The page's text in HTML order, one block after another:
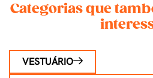
Categorias que
VESTUÁRIO